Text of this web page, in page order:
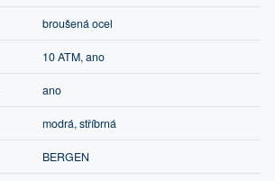
broušená ocel
10 ATM, ano
ano
modrá, stříbrná
BERGEN